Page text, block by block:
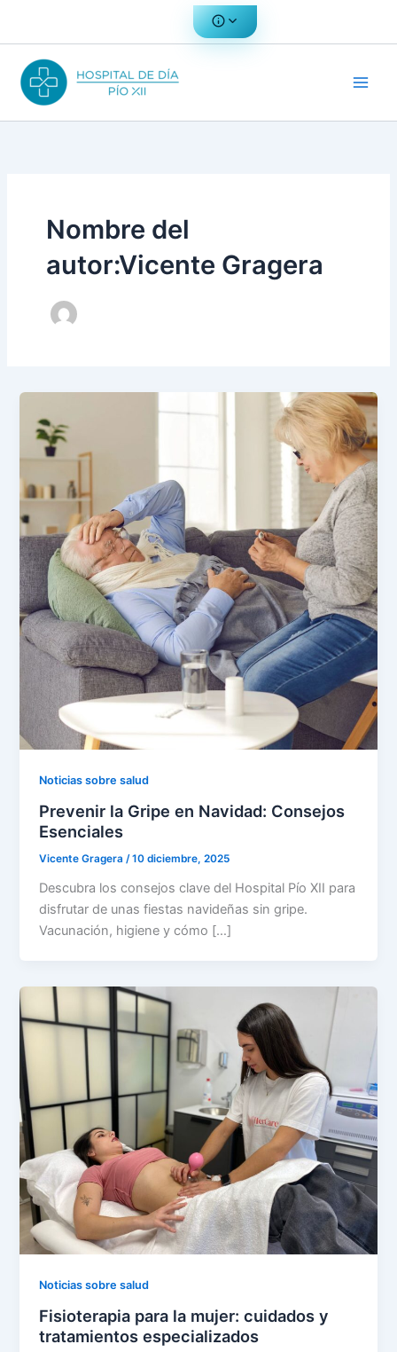
Nombre del
autor:Vicente Gragera
Noticias sobre salud
Prevenir la Gripe en Navidad: Consejos
Esenciales
Vicente Gragera /10 diciembre, 2025
Descubra los consejos clave del Hospital Pío XII para
disfrutar de unas fiestas navideñas sin gripe.
Vacunación, higiene y cómo […]
Noticias sobre salud
Fisioterapia para la mujer: cuidados y
tratamientos especializados